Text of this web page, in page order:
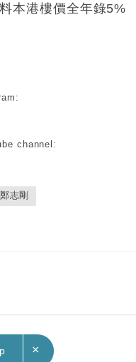
本港樓價全年錄5%
channel:
鄭志剛
×